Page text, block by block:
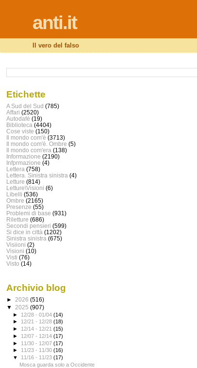
anti.it
Il vero del falso
Etichette
A Sud del Sud (785)
Affari (2520)
Autodafé (19)
Biblioteca (4404)
Cose viste (150)
Il mondo com'è (3713)
Il mondo com'è. Ombre (5)
Il mondo com'era (138)
Informazione (2190)
Infprmazione (4)
Lettera (758)
Lettera. Sinistra sinistra (4)
Letture (814)
Letture\Visioni (6)
Libelli (536)
Ombre (2165)
Presenze (55)
Problemi di base (931)
Riletture (686)
Secondi pensieri (599)
Si dice in città (1202)
Sinistra sinistra (675)
Visiioni (2)
Visioni (10)
Visti (76)
Visto (14)
Archivio blog
► 2026 (516)
▼ 2025 (907)
► 12/28 - 01/04(14)
► 12/21 - 12/28(18)
► 12/14 - 12/21(15)
► 12/07 - 12/14(17)
► 11/30 - 12/07(17)
► 11/23 - 11/30(16)
▼ 11/16 - 11/23(17)
Mosca guarda solo a Occidente